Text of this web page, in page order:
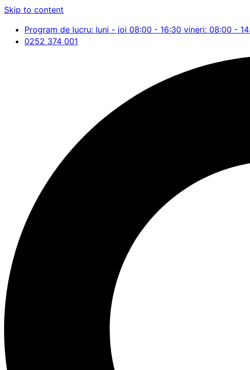
Skip to content
Program de lucru: luni - joi 08:00 - 16:30 vineri: 08:00 -
0252 374 001